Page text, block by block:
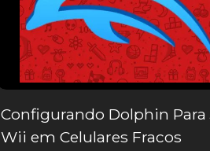
Configurando Dolphin Para
Wii em Celulares Fracos